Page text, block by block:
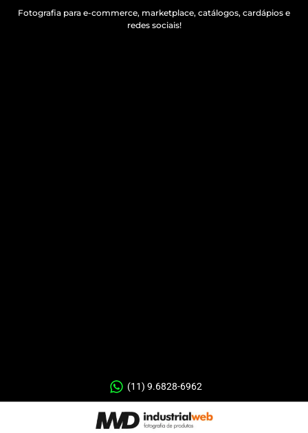
Fotografia para e-commerce, marketplace, catálogos, cardápios e
redes sociais!
(11) 9.6828-6962